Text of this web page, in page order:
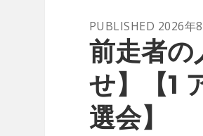
SAA
Racing
Office
Posts
PUBLISHED 2026年
前走者の
せ】【1
選会】